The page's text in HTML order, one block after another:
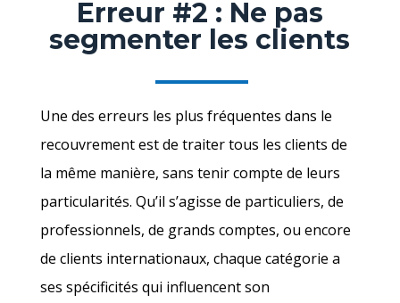
Erreur #2 : Ne pas
segmenter les clients
Une des erreurs les plus fréquentes dans le
recouvrement est de traiter tous les clients de
la même manière, sans tenir compte de leurs
particularités. Qu’il s’agisse de particuliers, de
professionnels, de grands comptes, ou encore
de clients internationaux, chaque catégorie a
ses spécificités qui influencent son